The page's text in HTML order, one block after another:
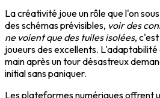
La créativité joue un rôle que l'on
des schémas prévisibles, voir des
ne voient que des tuiles isolées,
joueurs des excellents. L'adaptabilité
main après un tour désastreux
initial sans paniquer.
Les plateformes numériques offrent